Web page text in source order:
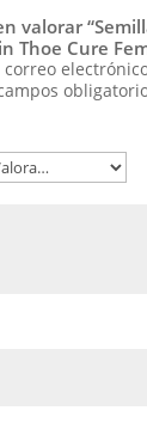
valorar
Thoe Cure